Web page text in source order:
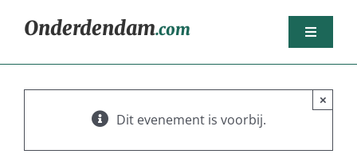
naarOnderdendam.com
Toggle
Berichten
Dit evenement is voorbij.
×